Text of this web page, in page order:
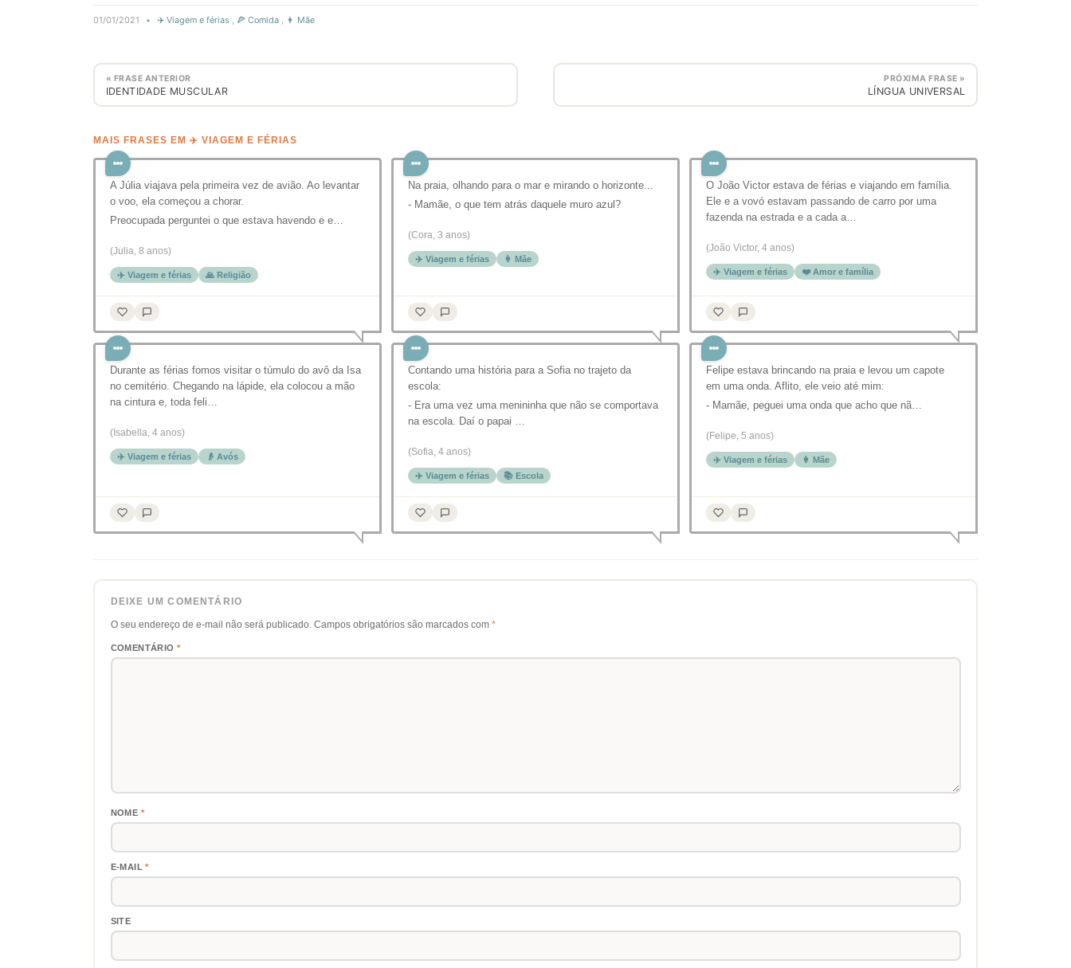
01/01/2021 • ✈️ Viagem e férias , 🍕 Comida , 👩 Mãe
« FRASE ANTERIOR
IDENTIDADE MUSCULAR
PRÓXIMA FRASE »
LÍNGUA UNIVERSAL
MAIS FRASES EM ✈️ VIAGEM E FÉRIAS
A Júlia viajava pela primeira vez de avião. Ao levantar
o voo, ela começou a chorar.
Preocupada perguntei o que estava havendo e e…
(Julia, 8 anos)
✈️ Viagem e férias 🙏 Religião
Na praia, olhando para o mar e mirando o horizonte...
- Mamãe, o que tem atrás daquele muro azul?
(Cora, 3 anos)
✈️ Viagem e férias 👩 Mãe
O João Victor estava de férias e viajando em família.
Ele e a vovó estavam passando de carro por uma
fazenda na estrada e a cada a…
(João Victor, 4 anos)
✈️ Viagem e férias ❤️ Amor e família
Durante as férias fomos visitar o túmulo do avô da Isa
no cemitério. Chegando na lápide, ela colocou a mão
na cintura e, toda feli…
(Isabella, 4 anos)
✈️ Viagem e férias 👴 Avós
Contando uma história para a Sofia no trajeto da
escola:
- Era uma vez uma menininha que não se comportava
na escola. Daí o papai …
(Sofia, 4 anos)
✈️ Viagem e férias 📚 Escola
Felipe estava brincando na praia e levou um capote
em uma onda. Aflito, ele veio até mim:
- Mamãe, peguei uma onda que acho que nã…
(Felipe, 5 anos)
✈️ Viagem e férias 👩 Mãe
DEIXE UM COMENTÁRIO
O seu endereço de e-mail não será publicado. Campos obrigatórios são marcados com *
COMENTÁRIO *
NOME *
E-MAIL*
SITE